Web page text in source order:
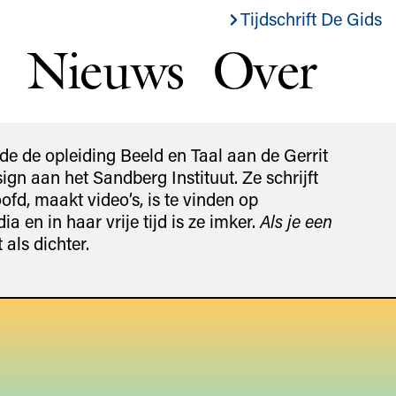
Tijdschrift De Gids
Nieuws Over
de opleiding Beeld en Taal aan de Gerrit
aan het Sandberg Instituut. Ze schrijft
maakt video’s, is te vinden op
en in haar vrije tijd is ze imker. Als je een
dichter.